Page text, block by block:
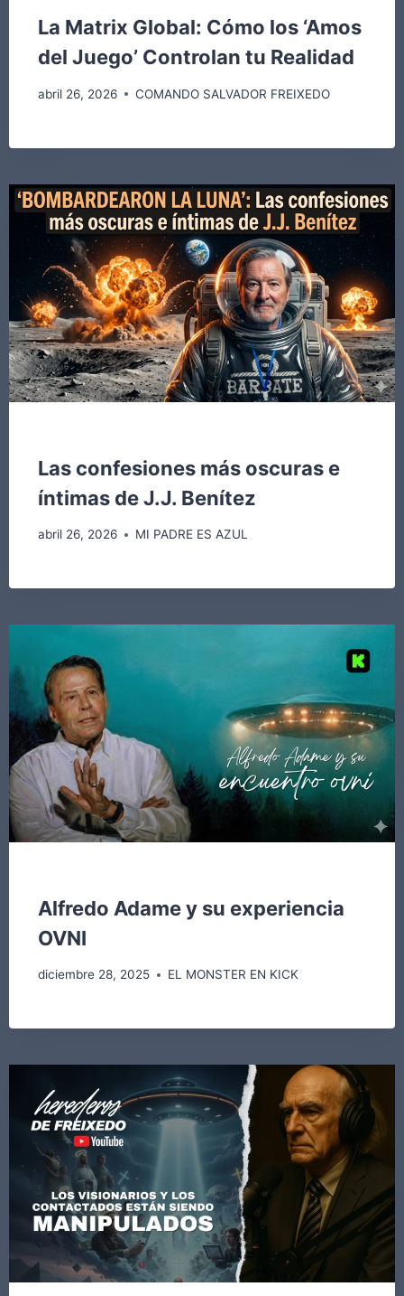
La Matrix Global: Cómo los ‘Amos
del Juego’ Controlan tu Realidad
abril 26, 2026 COMANDO SALVADOR FREIXEDO
Las confesiones más oscuras e
íntimas de J.J. Benítez
abril 26, 2026 MI PADRE ES AZUL
Alfredo Adame y su experiencia
OVNI
diciembre 28, 2025 EL MONSTER EN KICK